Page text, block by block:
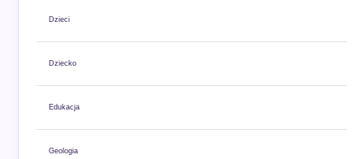
Dzieci
Dziecko
Edukacja
Geologia